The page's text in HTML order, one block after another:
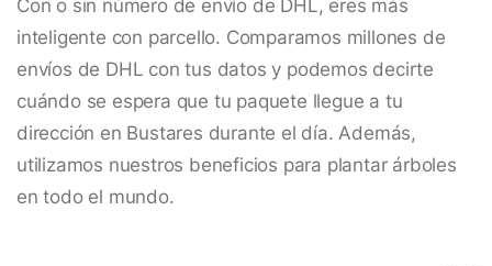
Con o sin número de envío de DHL, eres más
inteligente con parcello. Comparamos millones de
envíos de DHL con tus datos y podemos decirte
cuándo se espera que tu paquete llegue a tu
dirección en Bustares durante el día. Además,
utilizamos nuestros beneficios para plantar árboles
en todo el mundo.